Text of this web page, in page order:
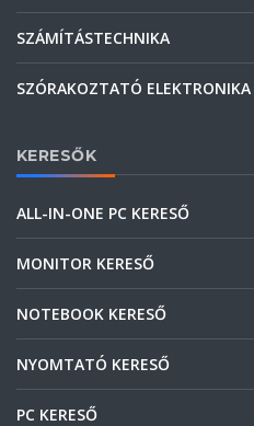
SZÁMÍTÁSTECHNIKA
SZÓRAKOZTATÓ ELEKTRONIKA
KERESŐK
ALL-IN-ONE PC KERESŐ
MONITOR KERESŐ
NOTEBOOK KERESŐ
NYOMTATÓ KERESŐ
PC KERESŐ